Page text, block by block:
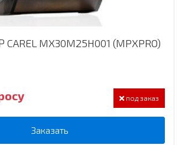
MX30M25H001 (MPXPRO)
под заказ
Заказать